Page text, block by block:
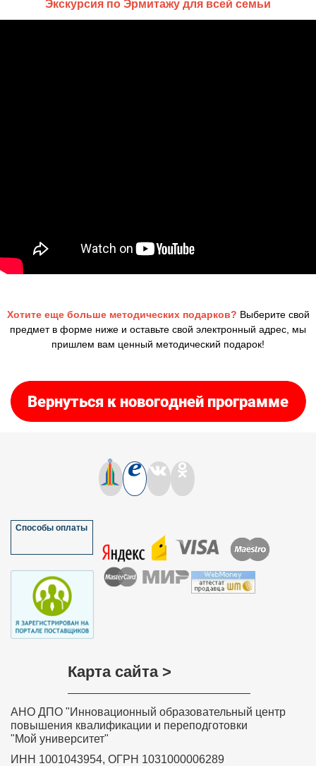
Экскурсия по Эрмитажу для всей семьи
Хотите еще больше методических подарков? Выберите свой
предмет в форме ниже и оставьте свой электронный адрес, мы
пришлем вам ценный методический подарок!
Способы оплаты
Карта сайта >
АНО ДПО "Инновационный образовательный центр
повышения квалификации и переподготовки
"Мой университет"
ИНН 1001043954, ОГРН 1031000006289